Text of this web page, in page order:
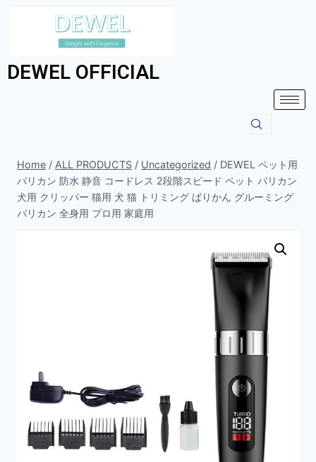
DEWEL OFFICIAL
Home / ALL PRODUCTS / Uncategorized / DEWEL ペット用
バリカン 防水 静音 コードレス 2段階スピード ペット バリカン
犬用 クリッパー 猫用 犬 猫 トリミング ばりかん グルーミング
バリカン 全身用 プロ用 家庭用